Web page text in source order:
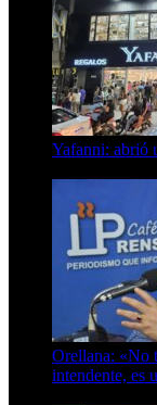
Yafanni: abrió
Orellana: «No
intendente, es